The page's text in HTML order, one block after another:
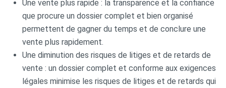
Une vente plus rapide : la transparence et la confiance
que procure un dossier complet et bien organisé
permettent de gagner du temps et de conclure une
vente plus rapidement.
Une diminution des risques de litiges et de retards de
vente : un dossier complet et conforme aux exigences
légales minimise les risques de litiges et de retards qui